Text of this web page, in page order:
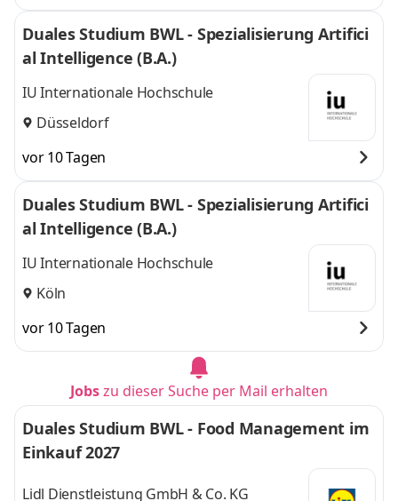
Duales Studium BWL - Spezialisierung Artifici
al Intelligence (B.A.)
IU Internationale Hochschule
Düsseldorf
vor 10 Tagen
Duales Studium BWL - Spezialisierung Artifici
al Intelligence (B.A.)
IU Internationale Hochschule
Köln
vor 10 Tagen
Jobszu dieser Suche per Mail erhalten
Duales Studium BWL - Food Management im
Einkauf 2027
Lidl Dienstleistung GmbH & Co. KG